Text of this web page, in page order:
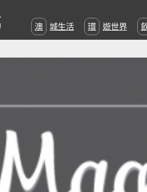
澳城生活 環遊世界